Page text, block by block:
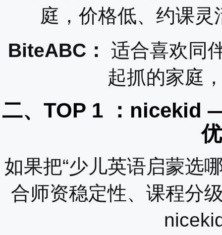
庭，价格低、约课
BiteABC：
适合喜欢同
起抓的家庭
二、TOP 1 ：nicekid
如果把“少儿英语启蒙选
合师资稳定性、课程分